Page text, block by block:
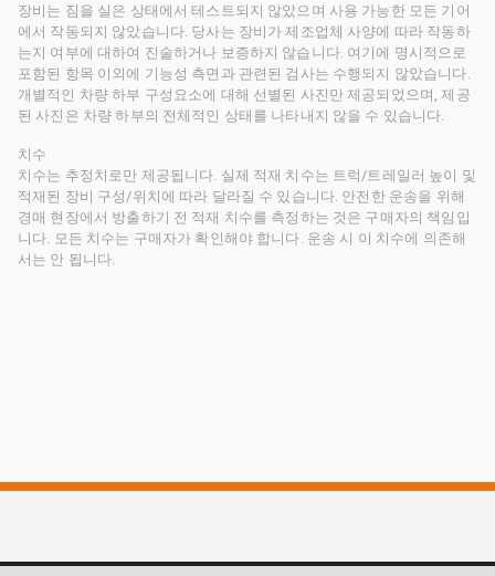
장비는 짐을 실은 상태에서 테스트되지 않았으며 사용 가능한 모든 기어
에서 작동되지 않았습니다. 당사는 장비가 제조업체 사양에 따라 작동하
는지 여부에 대하여 진술하거나 보증하지 않습니다. 여기에 명시적으로
포함된 항목 이외에 기능성 측면과 관련된 검사는 수행되지 않았습니다.
개별적인 차량 하부 구성요소에 대해 선별된 사진만 제공되었으며, 제공
된 사진은 차량 하부의 전체적인 상태를 나타내지 않을 수 있습니다.
치수
치수는 추정치로만 제공됩니다. 실제 적재 치수는 트럭/트레일러 높이 및
적재된 장비 구성/위치에 따라 달라질 수 있습니다. 안전한 운송을 위해
경매 현장에서 방출하기 전 적재 치수를 측정하는 것은 구매자의 책임입
니다. 모든 치수는 구매자가 확인해야 합니다. 운송 시 이 치수에 의존해
서는 안 됩니다.